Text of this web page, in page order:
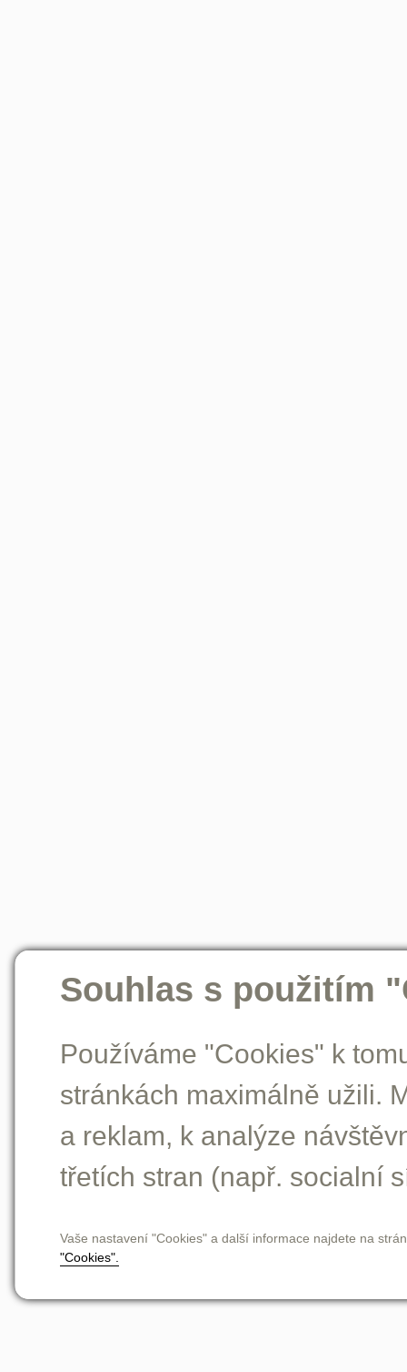
Souhlas s použitím
Používáme "Cookies" k
stránkách maximálně užili.
a reklam, k analýze
třetích stran (např. socialní
Vaše nastavení "Cookies" a další informace najdete na
"Cookies".